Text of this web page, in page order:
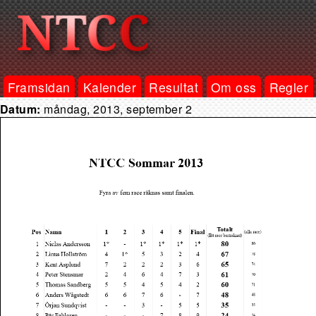
Framsidan Kalender Resultat Om oss Regler
Datum: måndag, 2013, september 2